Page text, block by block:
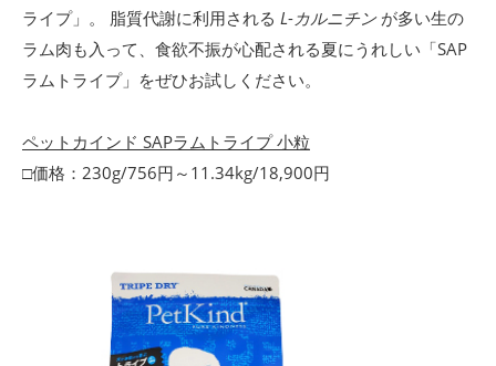
ライプ」。 脂質代謝に利用される L-カルニチン が多い生の
ラム肉も入って、食欲不振が心配される夏にうれしい「SAP
ラムトライプ」をぜひお試しください。
ペットカインド SAPラムトライプ 小粒
□価格：230g/756円～11.34kg/18,900円